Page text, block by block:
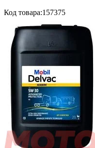
Код товара:157375